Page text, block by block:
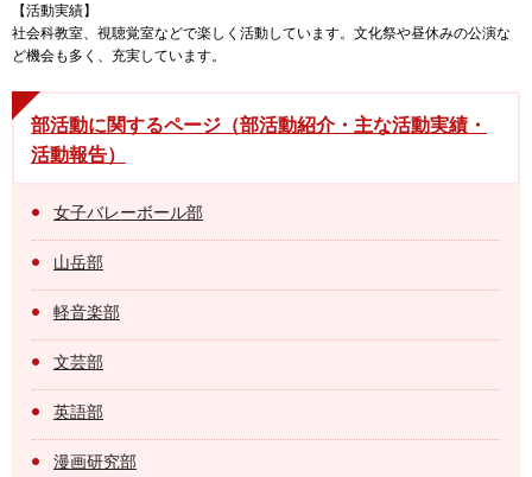
【活動実績】
社会科教室、視聴覚室などで楽しく活動しています。文化祭や昼休みの公演な
ど機会も多く、充実しています。
部活動に関するページ（部活動紹介・主な活動実績・
活動報告）
女子バレーボール部
山岳部
軽音楽部
文芸部
英語部
漫画研究部